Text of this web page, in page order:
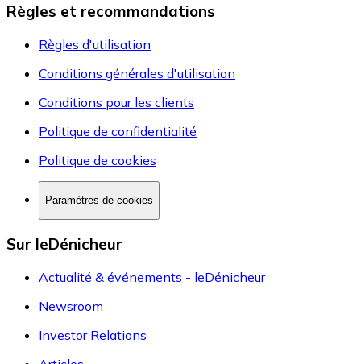
Règles et recommandations
Règles d'utilisation
Conditions générales d'utilisation
Conditions pour les clients
Politique de confidentialité
Politique de cookies
Paramètres de cookies
Sur leDénicheur
Actualité & événements - leDénicheur
Newsroom
Investor Relations